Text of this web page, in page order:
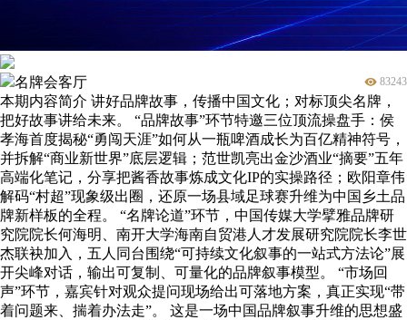
名牌会客厅 83243
本期内容简介 讲好品牌故事，传播中国文化；对标顶尖名牌，
把好故事讲给未来。 “品牌故事”环节特邀三位顶流操盘手：侯
孝海首度揭秘“勇闯天涯”如何从一瓶啤酒成长为百亿精神符号，
并拆解“商业新世界”底层逻辑；范世凯亮出金沙酒业“摘要”五年
高端化笔记，分享把酱香故事炼成文化IP的实操路径；欧阳章伟
解码“村超”现象级出圈，还原一场县域足球赛升维为中国乡土品
牌新样板的全程。 “名牌论道”环节，中国传媒大学擘雅品牌研
究院院长何海明、南开大学海南自贸港人才发展研究院院长李世
杰联袂加入，五人同台围绕“可持续文化叙事的一站式方法论”展
开尖峰对话，输出可复制、可量化的品牌叙事模型。 “市场回
声”环节，嘉宾针对观众提问现场给出可落地方案，真正实现“带
着问题来、揣着办法走”。 这是一场中国品牌叙事升维的思想盛